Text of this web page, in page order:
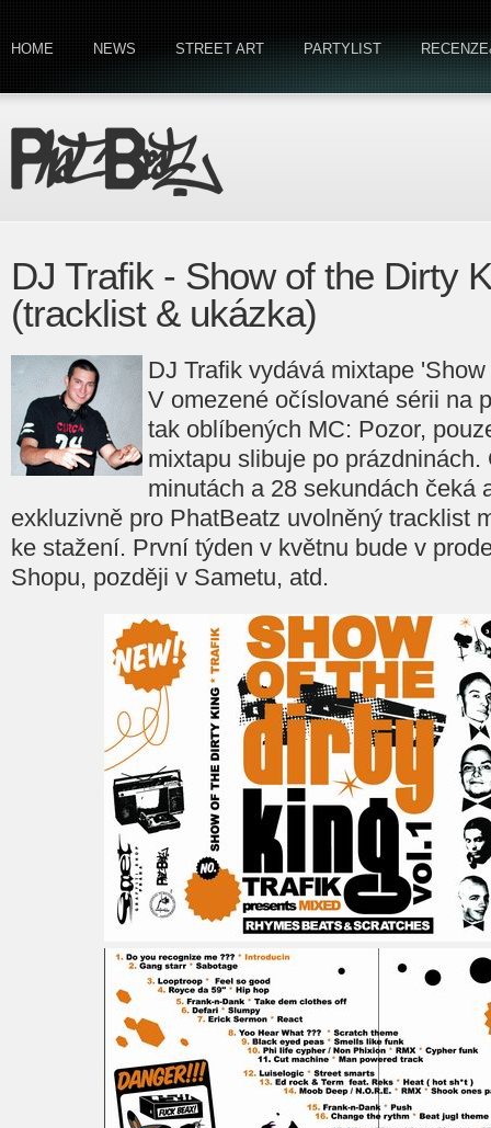
HOME NEWS STREET ART PARTYLIST
DJ Trafik - Show of the Dirty
(tracklist & ukázka)
DJ Trafik vydává mixtape
V omezené očíslované sérii na
tak oblíbených MC: Pozor,
mixtapu slibuje po
minutách a 28 sekundách čeká
exkluzivně pro PhatBeatz uvolněný tracklist
ke stažení. První týden v květnu bude v
Shopu, později v Sametu, atd.